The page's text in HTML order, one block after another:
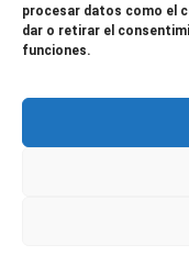
procesar datos como el
dar o retirar el
funciones.